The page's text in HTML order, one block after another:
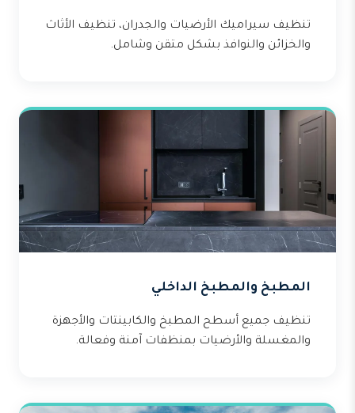
تنظيف سيراميك الأرضيات والجدران، تنظيف الأثاث
والخزائن والنوافذ بشكل متقن وشامل.
المطبخ والمطبخ الداخلي
تنظيف جميع أسطح المطبخ والكابينتات والأجهزة
والمغسلة والأرضيات بمنظفات آمنة وفعالة.